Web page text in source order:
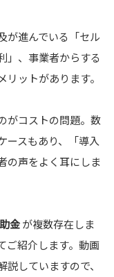
が進んでいる「セル
」、事業者からする
ットがあります。
がコストの問題。数
ースもあり、「導入
の声をよく耳にしま
金が複数存在しま
ご紹介します。動画
していますので、